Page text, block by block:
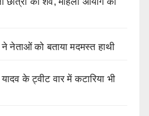
नेताओं को बताया मदमस्त हाथी
के ट्वीट वार में कटारिया भी